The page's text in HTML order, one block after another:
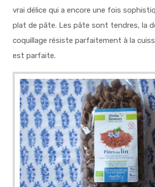
vrai délice qui a encore une fois
plat de pâte. Les pâte sont tendres, la
coquillage résiste parfaitement à la
est parfaite.